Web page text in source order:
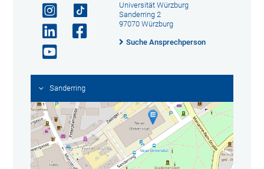
Universität Würzburg
Sanderring 2
97070 Würzburg
Suche Ansprechperson
Sanderring